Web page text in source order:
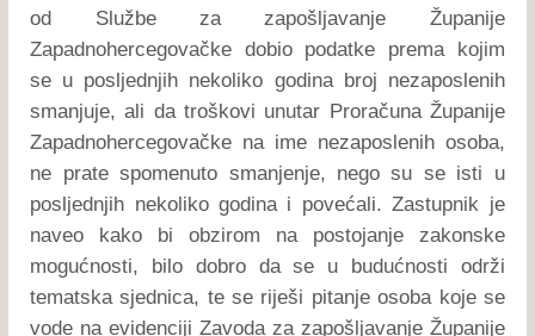
od Službe za zapošljavanje Županije
Zapadnohercegovačke dobio podatke prema kojim
se u posljednjih nekoliko godina broj nezaposlenih
smanjuje, ali da troškovi unutar Proračuna Županije
Zapadnohercegovačke na ime nezaposlenih osoba,
ne prate spomenuto smanjenje, nego su se isti u
posljednjih nekoliko godina i povećali. Zastupnik je
naveo kako bi obzirom na postojanje zakonske
mogućnosti, bilo dobro da se u budućnosti održi
tematska sjednica, te se riješi pitanje osoba koje se
vode na evidenciji Zavoda za zapošljavanje Županije